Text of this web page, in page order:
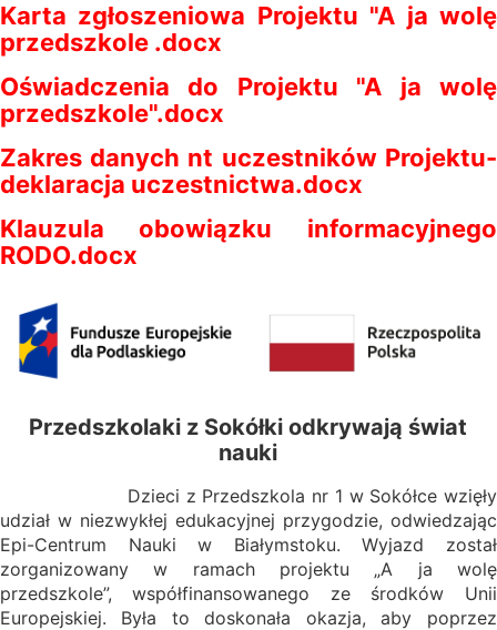
Karta zgłoszeniowa Projektu "A ja wolę
przedszkole .docx
Oświadczenia do Projektu "A ja wolę
przedszkole".docx
Zakres danych nt uczestników Projektu-
deklaracja uczestnictwa.docx
Klauzula obowiązku informacyjnego
RODO.docx
Przedszkolaki z Sokółki odkrywają świat
nauki
Dzieci z Przedszkola nr 1 w Sokółce wzięły
udział w niezwykłej edukacyjnej przygodzie, odwiedzając
Epi-Centrum Nauki w Białymstoku. Wyjazd został
zorganizowany w ramach projektu „A ja wolę
przedszkole”, współfinansowanego ze środków Unii
Europejskiej. Była to doskonała okazja, aby poprzez